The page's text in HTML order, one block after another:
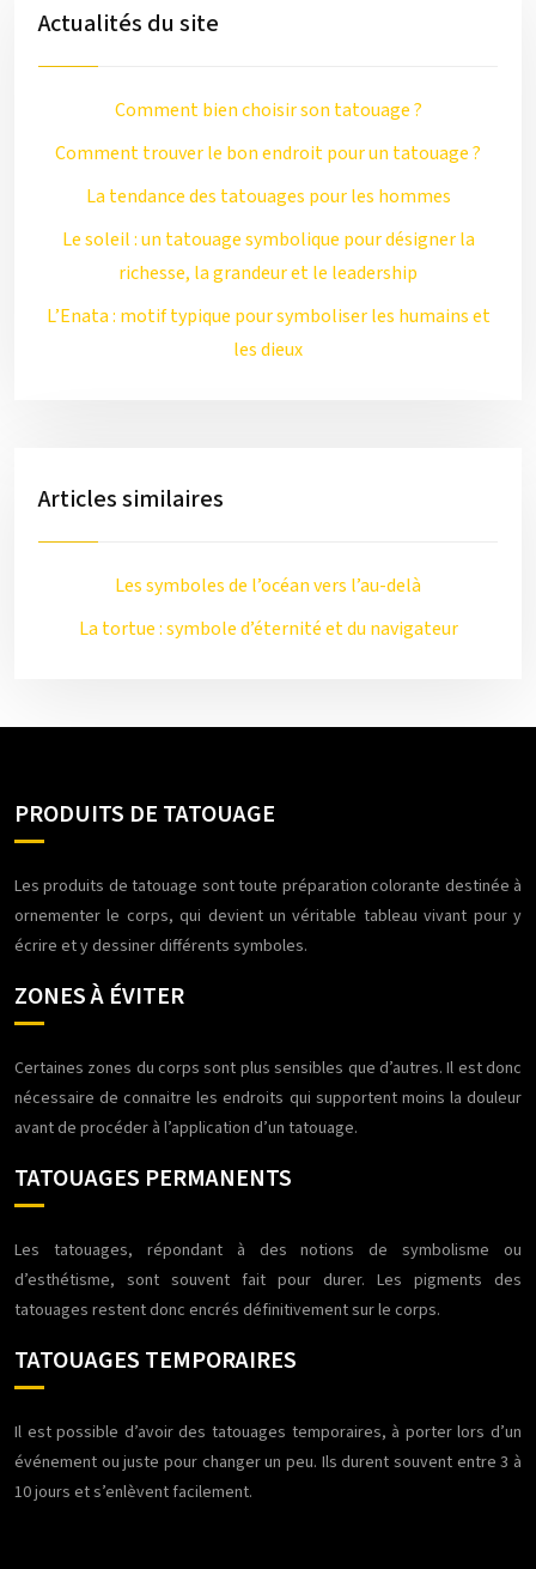
Actualités du site
Comment bien choisir son tatouage ?
Comment trouver le bon endroit pour un tatouage ?
La tendance des tatouages pour les hommes
Le soleil : un tatouage symbolique pour désigner la
richesse, la grandeur et le leadership
L’Enata : motif typique pour symboliser les humains et
les dieux
Articles similaires
Les symboles de l’océan vers l’au-delà
La tortue : symbole d’éternité et du navigateur
PRODUITS DE TATOUAGE
Les produits de tatouage sont toute préparation colorante destinée à
ornementer le corps, qui devient un véritable tableau vivant pour y
écrire et y dessiner différents symboles.
ZONES À ÉVITER
Certaines zones du corps sont plus sensibles que d’autres. Il est donc
nécessaire de connaitre les endroits qui supportent moins la douleur
avant de procéder à l’application d’un tatouage.
TATOUAGES PERMANENTS
Les tatouages, répondant à des notions de symbolisme ou
d’esthétisme, sont souvent fait pour durer. Les pigments des
tatouages restent donc encrés définitivement sur le corps.
TATOUAGES TEMPORAIRES
Il est possible d’avoir des tatouages temporaires, à porter lors d’un
événement ou juste pour changer un peu. Ils durent souvent entre 3 à
10 jours et s’enlèvent facilement.